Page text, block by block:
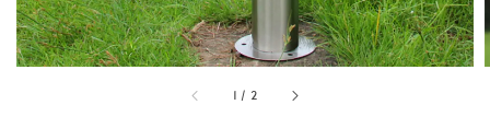
1 / 2